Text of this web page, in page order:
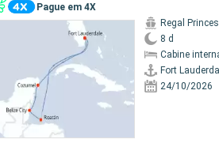
Pague em 4X
Regal
8 d
Cabine
Fort
24/10/2026